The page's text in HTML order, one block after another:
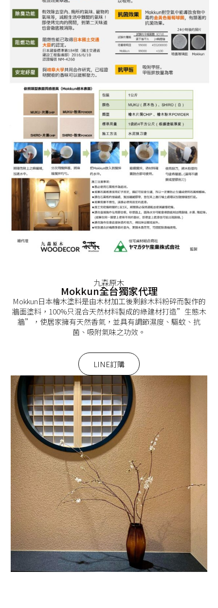
九森原木
Mokkun全台獨家代理
Mokkun日本檜木塗料是由木材加工後剩餘木料粉碎而製作的
牆面塗料，100%只混合天然材料製成的綠建材打造”生態木
牆”，使居家擁有天然香氣，並具有調節濕度、驅蚊、抗
菌、吸附氣味之功效。
LINE訂購